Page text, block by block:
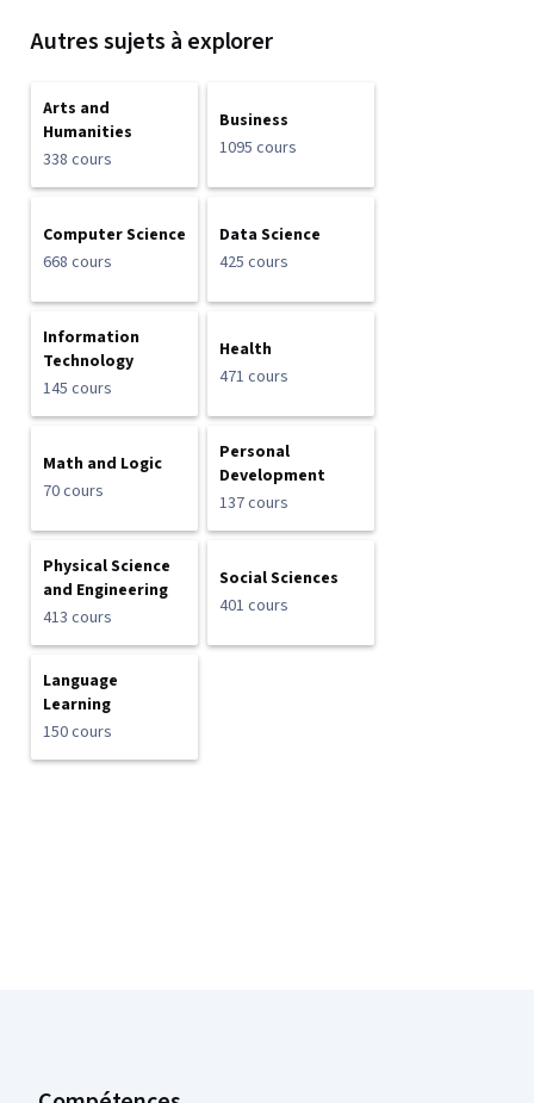
Autres sujets à explorer
Arts and
Humanities
338 cours
Business
1095 cours
Computer Science
668 cours
Data Science
425 cours
Information
Technology
145 cours
Health
471 cours
Math and Logic
70 cours
Personal
Development
137 cours
Physical Science
and Engineering
413 cours
Social Sciences
401 cours
Language
Learning
150 cours